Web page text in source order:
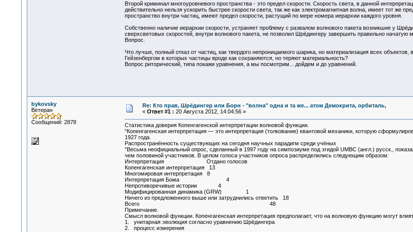
Второй криминал многоуровневого пространства - это предел скорости. Скорость света, в данной
действительно нельзя ускорить быстрее скорости света, так же как электромагнитная волна, имеет тот
пространство внутри частиц, имеют предел скорости, растущий по мере номера иерархии каждого уровня.
Собственно наличие иерархии скорости, устраняет проблему с развалом волнового пакета возникшие у
сверхсветовых скоростей, внутри волнового пакета, не позволил Шрёдингеру завершить правильно начатую
Вопрос.
Что лучше, полный отказ от частиц, как твердого непроницаемого шарика, но материализация всех
Гейзенбергом в которых частицы вроде как сохраняются, но теряют материальность?
Вопрос риторический, типа покажи уравнения, а мы посмотрим... дойдем и до уравнений.
bykovsky
Ветеран
Сообщений: 2878
Re: Кто прав, Шрёдингер или Борн - "волна" одна и та же... атом Демокрита, орбиталь,
« Ответ #1 : 20 Августа 2012, 14:04:56 »
Статистика доверия Копенгагенской интерпретации волновой функции.
“Копенгагенская интерпретация — это интерпретация (толкование) квантовой механики, которую
1927 года.
Распространённость существующих на сегодня научных парадигм среди учёных
”Весьма неофициальный опрос, сделанный в 1997 году на симпозиуме под эгидой UMBC (англ.) русск.,
чем половиной участников. В целом голоса участников опроса распределились следующим образом:
Интерпретация Отдано голосов
Копенгагенская интерпретация 13
Многомировая интерпретация 8
Интерпретация Бома 4
Непротиворечивые истории 4
Модифицированная динамика (GRW) 1
Ничего из предложенного выше или затруднились ответить 18
Всего 48
Примечание.
Смысл волновой функции. Копенгагенская интерпретация предполагает, что на волновую функцию могут
1. унитарная эволюция согласно уравнению Шрёдингера
2. процесс измерения